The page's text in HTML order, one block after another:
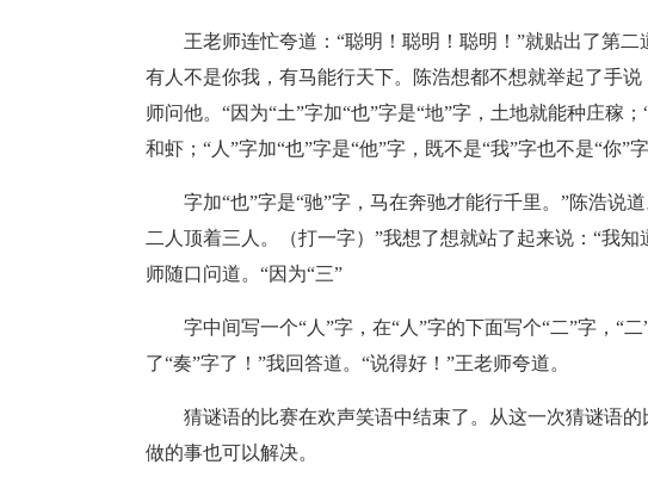
王老师连忙夸道：“聪明！聪明！聪明！”就贴出了第
有人不是你我，有马能行天下。陈浩想都不想就举起了手说
师问他。“因为“土”字加“也”字是“地”字，土地就能种庄稼
和虾；“人”字加“也”字是“他”字，既不是“我”字也不是“你”
字加“也”字是“驰”字，马在奔驰才能行千里。”陈浩
二人顶着三人。（打一字）”我想了想就站了起来说：“我知
师随口问道。“因为“三”
字中间写一个“人”字，在“人”字的下面写个“二”字，“
了“奏”字了！”我回答道。“说得好！”王老师夸道。
猜谜语的比赛在欢声笑语中结束了。从这一次猜谜语
做的事也可以解决。